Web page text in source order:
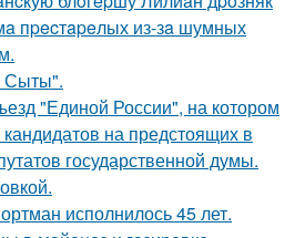
пpecтapeлых из-зa шумных
Сыты".
"Единой России", на котором
на предстоящих в
государственной думы.
исполнилось 45 лет.